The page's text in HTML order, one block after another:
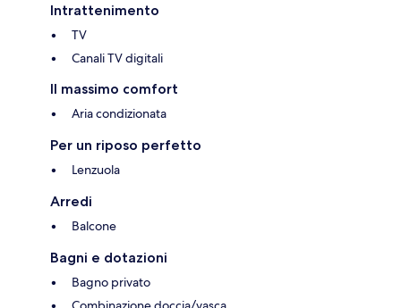
Intrattenimento
TV
Canali TV digitali
Il massimo comfort
Aria condizionata
Per un riposo perfetto
Lenzuola
Arredi
Balcone
Bagni e dotazioni
Bagno privato